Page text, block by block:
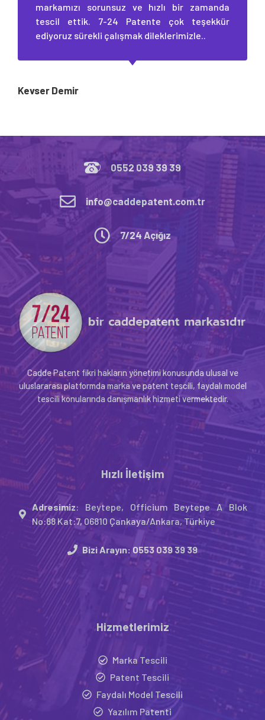
markamızı sorunsuz ve hızlı bir zamanda
tescil ettik. 7-24 Patente çok teşekkür
ediyoruz sürekli çalışmak dileklerimizle..
Kevser Demir
0552 039 39 39
info@caddepatent.com.tr
7/24 Açığız
Cadde Patent fikri hakların yönetimi konusunda ulusal ve
uluslararası platformda marka ve patent tescili, faydalı model
tescili konularında danışmanlık hizmeti vermektedir.
Hızlı İletişim
Adresimiz: Beytepe, Officium Beytepe A Blok
No:88 Kat:7, 06810 Çankaya/Ankara, Türkiye
Bizi Arayın: 0553 039 39 39
Hizmetlerimiz
Marka Tescili
Patent Tescili
Faydalı Model Tescili
Yazılım Patenti